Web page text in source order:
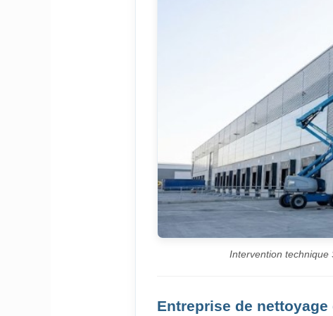
Intervention technique
Entreprise de